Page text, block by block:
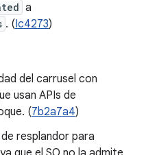
a
. (Ic4273)
del carrusel con
usan APIs de
(7b2a7a4)
resplandor para